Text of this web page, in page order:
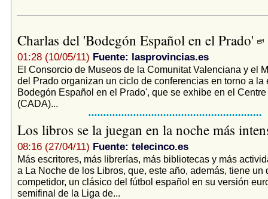
Charlas del 'Bodegón Español en el Prado'
01:28 (10/05/11) Fuente: lasprovincias.es
El Consorcio de Museos de la Comunitat Valenciana y el
del Prado organizan un ciclo de conferencias en torno a la
Bodegón Español en el Prado', que se exhibe en el
(CADA)...
Los libros se la juegan en la noche más
08:16 (27/04/11) Fuente: telecinco.es
Más escritores, más librerías, más bibliotecas y más
a La Noche de los Libros, que, este año, además, tiene un
competidor, un clásico del fútbol español en su versión
semifinal de la Liga de...